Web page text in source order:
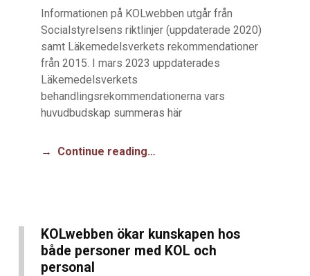
Informationen på KOLwebben utgår från
Socialstyrelsens riktlinjer (uppdaterade 2020)
samt Läkemedelsverkets rekommendationer
från 2015. I mars 2023 uppdaterades
Läkemedelsverkets
behandlingsrekommendationerna vars
huvudbudskap summeras här
Continue reading…
KOLwebben ökar kunskapen hos
både personer med KOL och
personal